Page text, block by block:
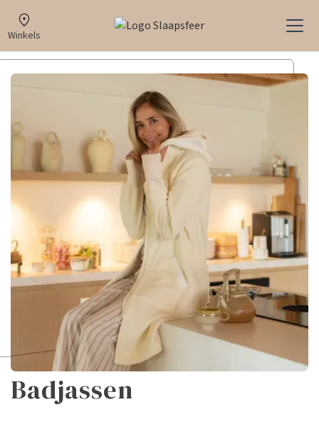
Winkels
Badjassen